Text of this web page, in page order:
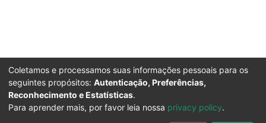
Coletamos e processamos suas informações pessoais para os
seguintes propósitos: Autenticação, Preferências,
Reconhecimento e Estatísticas.
Para aprender mais, por favor leia nossa privacy policy.